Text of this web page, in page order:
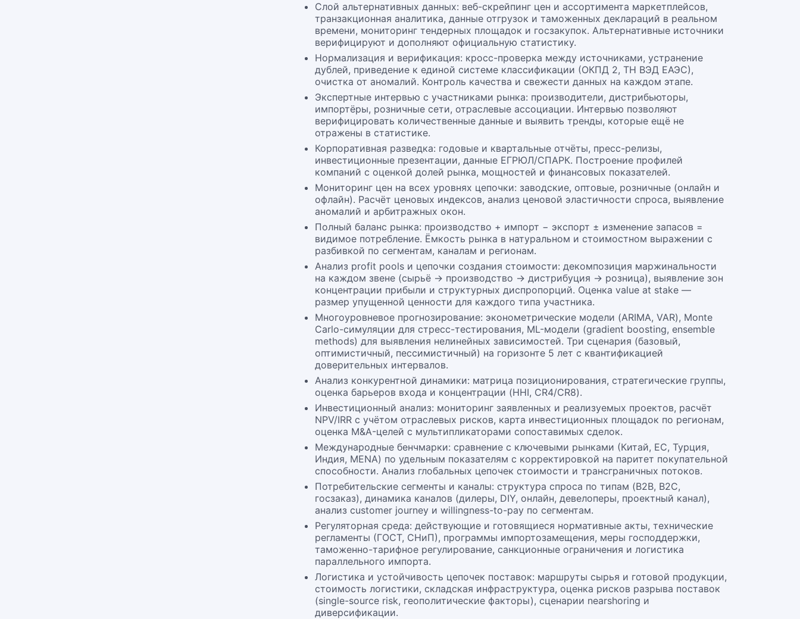
Слой альтернативных данных: веб-скрейпинг цен и ассортимента маркетплейсов,
транзакционная аналитика, данные отгрузок и таможенных деклараций в реальном
времени, мониторинг тендерных площадок и госзакупок. Альтернативные источники
верифицируют и дополняют официальную статистику.
Нормализация и верификация: кросс-проверка между источниками, устранение
дублей, приведение к единой системе классификации (ОКПД 2, ТН ВЭД ЕАЭС),
очистка от аномалий. Контроль качества и свежести данных на каждом этапе.
Экспертные интервью с участниками рынка: производители, дистрибьюторы,
импортёры, розничные сети, отраслевые ассоциации. Интервью позволяют
верифицировать количественные данные и выявить тренды, которые ещё не
отражены в статистике.
Корпоративная разведка: годовые и квартальные отчёты, пресс-релизы,
инвестиционные презентации, данные ЕГРЮЛ/СПАРК. Построение профилей
компаний с оценкой долей рынка, мощностей и финансовых показателей.
Мониторинг цен на всех уровнях цепочки: заводские, оптовые, розничные (онлайн и
офлайн). Расчёт ценовых индексов, анализ ценовой эластичности спроса, выявление
аномалий и арбитражных окон.
Полный баланс рынка: производство + импорт − экспорт ± изменение запасов =
видимое потребление. Ёмкость рынка в натуральном и стоимостном выражении с
разбивкой по сегментам, каналам и регионам.
Анализ profit pools и цепочки создания стоимости: декомпозиция маржинальности
на каждом звене (сырьё → производство → дистрибуция → розница), выявление зон
концентрации прибыли и структурных диспропорций. Оценка value at stake —
размер упущенной ценности для каждого типа участника.
Многоуровневое прогнозирование: эконометрические модели (ARIMA, VAR), Monte
Carlo-симуляции для стресс-тестирования, ML-модели (gradient boosting, ensemble
methods) для выявления нелинейных зависимостей. Три сценария (базовый,
оптимистичный, пессимистичный) на горизонте 5 лет с квантификацией
доверительных интервалов.
Анализ конкурентной динамики: матрица позиционирования, стратегические группы,
оценка барьеров входа и концентрации (HHI, CR4/CR8).
Инвестиционный анализ: мониторинг заявленных и реализуемых проектов, расчёт
NPV/IRR с учётом отраслевых рисков, карта инвестиционных площадок по регионам,
оценка M&A-целей с мультипликаторами сопоставимых сделок.
Международные бенчмарки: сравнение с ключевыми рынками (Китай, ЕС, Турция,
Индия, MENA) по удельным показателям с корректировкой на паритет покупательной
способности. Анализ глобальных цепочек стоимости и трансграничных потоков.
Потребительские сегменты и каналы: структура спроса по типам (B2B, B2C,
госзаказ), динамика каналов (дилеры, DIY, онлайн, девелоперы, проектный канал),
анализ customer journey и willingness-to-pay по сегментам.
Регуляторная среда: действующие и готовящиеся нормативные акты, технические
регламенты (ГОСТ, СНиП), программы импортозамещения, меры господдержки,
таможенно-тарифное регулирование, санкционные ограничения и логистика
параллельного импорта.
Логистика и устойчивость цепочек поставок: маршруты сырья и готовой продукции,
стоимость логистики, складская инфраструктура, оценка рисков разрыва поставок
(single-source risk, геополитические факторы), сценарии nearshoring и
диверсификации.